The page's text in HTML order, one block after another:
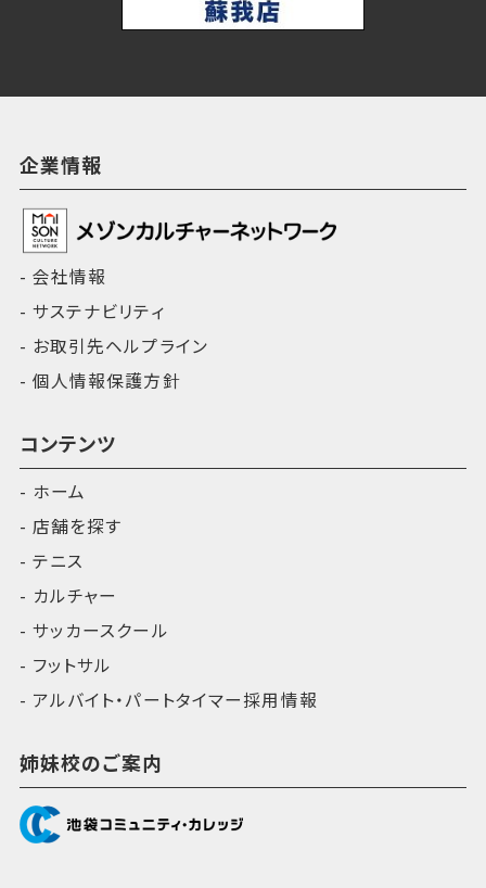
企業情報
会社情報
サステナビリティ
お取引先ヘルプライン
個人情報保護方針
コンテンツ
ホーム
店舗を探す
テニス
カルチャー
サッカースクール
フットサル
アルバイト・パートタイマー採用情報
姉妹校のご案内